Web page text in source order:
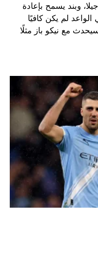
وبند يسمح بإعادة
الواعد لم يكن كافيًا
مع نيكو باز مثلًا